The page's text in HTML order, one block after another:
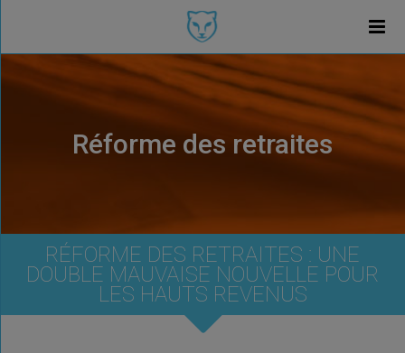
Réforme des retraites
RÉFORME DES RETRAITES : UNE
DOUBLE MAUVAISE NOUVELLE POUR
LES HAUTS REVENUS